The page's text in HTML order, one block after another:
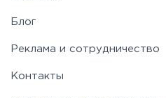
Блог
Реклама и сотрудничество
Контакты